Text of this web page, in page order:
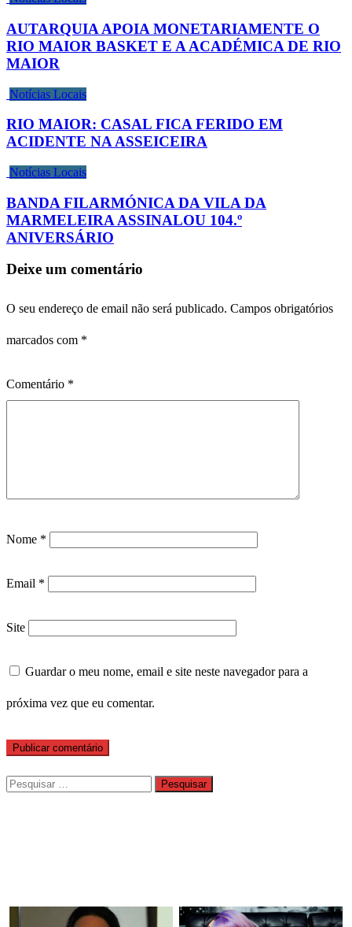
AUTARQUIA APOIA MONETARIAMENTE O
RIO MAIOR BASKET E A ACADÉMICA DE RIO
MAIOR
Notícias Locais
RIO MAIOR: CASAL FICA FERIDO EM
ACIDENTE NA ASSEICEIRA
Notícias Locais
BANDA FILARMÓNICA DA VILA DA
MARMELEIRA ASSINALOU 104.º
ANIVERSÁRIO
Deixe um comentário
O seu endereço de email não será publicado. Campos obrigatórios
marcados com *
Comentário *
Nome *
Email *
Site
Guardar o meu nome, email e site neste navegador para a
próxima vez que eu comentar.
Pesquisar
por: